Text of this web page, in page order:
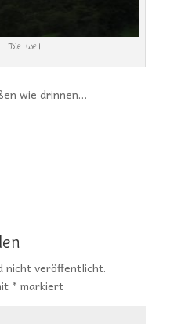
Die Welt
wie drinnen…
nicht veröffentlicht.
* markiert